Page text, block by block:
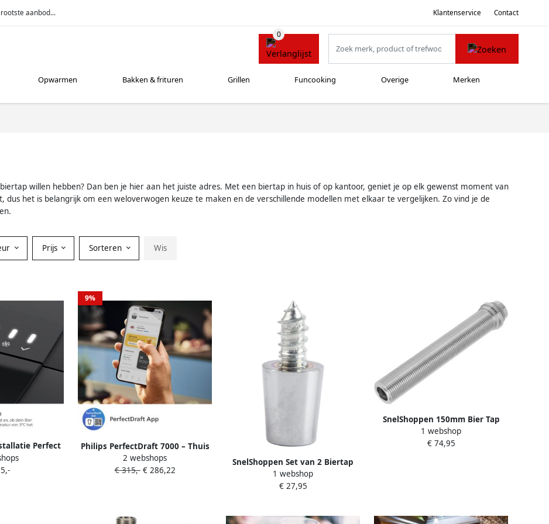
aanbod... Klantenservice Contact
Opwarmen Bakken & frituren Grillen Funcooking Overige Merken
willen hebben? Dan ben je hier aan het juiste adres. Met een biertap in huis of op kantoor, geniet je op elk gewenst moment van
het is belangrijk om een weloverwogen keuze te maken en de verschillende modellen met elkaar te vergelijken. Zo vind je de
Prijs Sorteren Wis
Perfect
60 met
en led-
9%
Philips PerfectDraft 7000 – Thuis
Tapbiermachine – Vers Getapt
Bier tot 30 Dagen – Instelbare
2 webshops
€ 315,-€ 286,22
SnelShoppen Set van 2 Biertap
Handvatten Stevig Koper
Universele Schroefdraad Voor
1 webshop
€ 27,95
SnelShoppen 150mm Bier Tap
Extensie Tap
Vergrendelingsdispenser voor
1 webshop
€ 74,95